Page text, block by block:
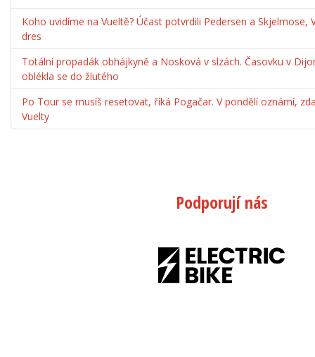
Koho uvidíme na Vueltě? Účast potvrdili Pedersen a Skjelmose,
dres
Totální propadák obhájkyně a Nosková v slzách. Časovku v
oblékla se do žlutého
Po Tour se musíš resetovat, říká Pogačar. V pondělí oznámí,
Vuelty
Podporují nás